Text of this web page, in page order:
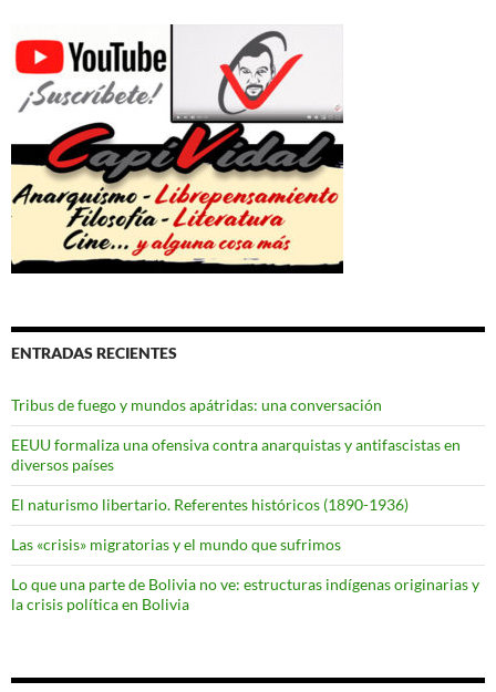
ENTRADAS RECIENTES
Tribus de fuego y mundos apátridas: una conversación
EEUU formaliza una ofensiva contra anarquistas y antifascistas en
diversos países
El naturismo libertario. Referentes históricos (1890-1936)
Las «crisis» migratorias y el mundo que sufrimos
Lo que una parte de Bolivia no ve: estructuras indígenas originarias y
la crisis política en Bolivia